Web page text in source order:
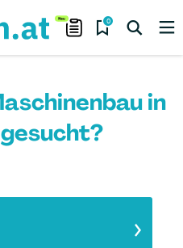
0
in